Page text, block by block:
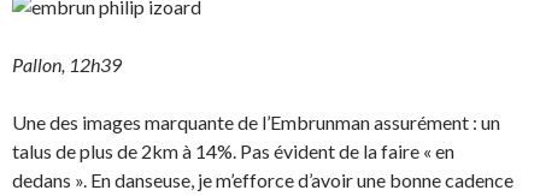
Pallon, 12h39
Une des images marquante de l’Embrunman assurément : un
talus de plus de 2km à 14%. Pas évident de la faire « en
dedans ». En danseuse, je m’efforce d’avoir une bonne cadence